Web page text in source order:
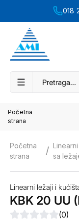
018
Početna
strana
Početna
strana
/ sa
Linearni ležaji i
KBK 20 UU
(0)